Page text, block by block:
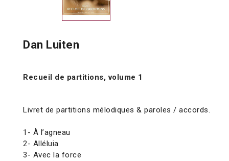
Dan Luiten
Recueil de partitions, volume 1
Livret de partitions mélodiques & paroles / accords.
1- À l’agneau
2- Alléluia
3- Avec la force